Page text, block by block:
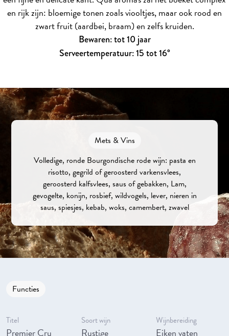
en rijk zijn: bloemige tonen zoals viooltjes, maar ook rood en
zwart fruit (aardbei, braam) en zelfs kruiden.
Bewaren: tot 10 jaar
Serveertemperatuur: 15 tot 16°
Mets & Vins
Volledige, ronde Bourgondische rode wijn: pasta en
risotto, gegrild of geroosterd varkensvlees,
geroosterd kalfsvlees, saus of gebakken, Lam,
gevogelte, konijn, rosbief, wildvogels, lever, nieren in
saus, spiesjes, kebab, woks, camembert, zwavel
Functies
Titel
Premier Cru
Soort wijn
Rustige
Wijnbereiding
Eiken vaten